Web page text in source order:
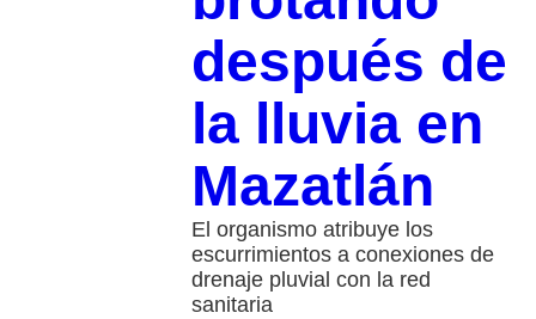
después de
la lluvia en
Mazatlán
El organismo atribuye los
escurrimientos a conexiones de
drenaje pluvial con la red
sanitaria